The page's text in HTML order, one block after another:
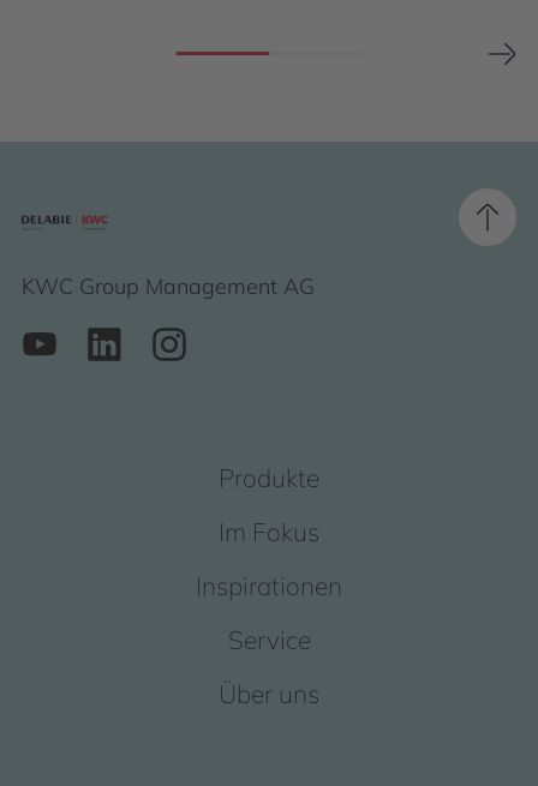
KWC Group Management AG
Produkte
Im Fokus
Inspirationen
Service
Über uns